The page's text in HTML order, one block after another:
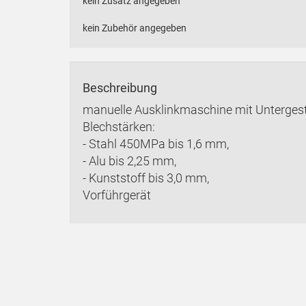
kein Zubehör angegeben
Beschreibung
manuelle Ausklinkmaschine mit
Blechstärken:
- Stahl 450MPa bis 1,6 mm,
- Alu bis 2,25 mm,
- Kunststoff bis 3,0 mm,
Vorführgerät